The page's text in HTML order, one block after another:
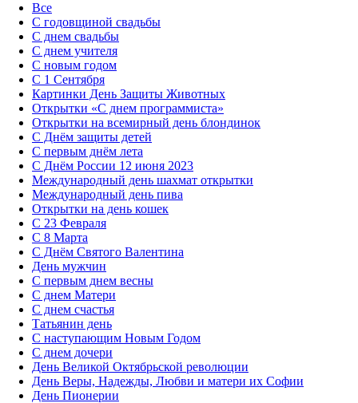
Все
С годовщиной свадьбы
С днем свадьбы
С днем учителя
С новым годом
С 1 Сентября
Картинки День Защиты Животных
Открытки «‎С днем программиста»‎
Открытки на всемирный день блондинок
С Днём защиты детей
С первым днём лета
С Днём России 12 июня 2023
Международный день шахмат открытки
Международный день пива
Открытки на день кошек
С 23 Февраля
С 8 Марта
С Днём Святого Валентина
День мужчин
С первым днем весны
С днем Матери
C днем счастья
Татьянин день
C наступающим Новым Годом
C днем дочери
День Великой Октябрьской революции
День Веры, Надежды, Любви и матери их Софии
День Пионерии